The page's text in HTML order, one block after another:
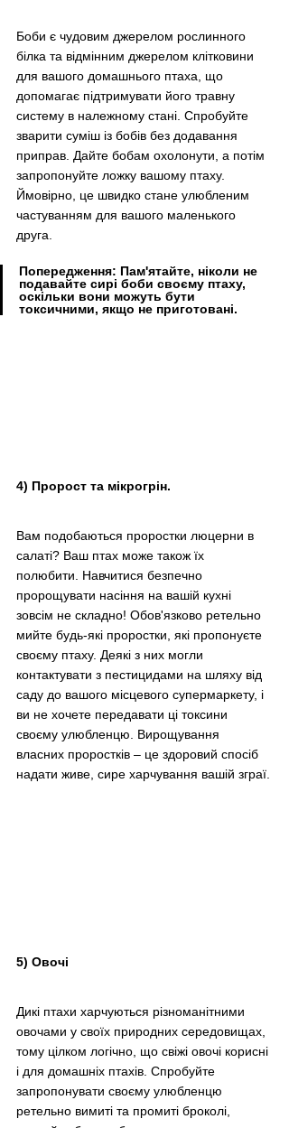
Боби є чудовим джерелом рослинного
білка та відмінним джерелом клітковини
для вашого домашнього птаха, що
допомагає підтримувати його травну
систему в належному стані. Спробуйте
зварити суміш із бобів без додавання
приправ. Дайте бобам охолонути, а потім
запропонуйте ложку вашому птаху.
Ймовірно, це швидко стане улюбленим
частуванням для вашого маленького
друга.​
Попередження: Пам'ятайте, ніколи не
подавайте сирі боби своєму птаху,
оскільки вони можуть бути
токсичними, якщо не приготовані.​
4) Пророст та мікрогрін.
Вам подобаються проростки люцерни в
салаті? Ваш птах може також їх
полюбити. Навчитися безпечно
пророщувати насіння на вашій кухні
зовсім не складно! Обов'язково ретельно
мийте будь-які проростки, які пропонуєте
своєму птаху. Деякі з них могли
контактувати з пестицидами на шляху від
саду до вашого місцевого супермаркету, і
ви не хочете передавати ці токсини
своєму улюбленцю. Вирощування
власних проростків – це здоровий спосіб
надати живе, сире харчування вашій зграї.​
5) Овочі
Дикі птахи харчуються різноманітними
овочами у своїх природних середовищах,
тому цілком логічно, що свіжі овочі корисні
і для домашніх птахів. Спробуйте
запропонувати своєму улюбленцю
ретельно вимиті та промиті броколі,